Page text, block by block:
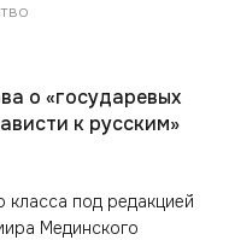
о «государевых
к русским»
класса под редакцией
Мединского